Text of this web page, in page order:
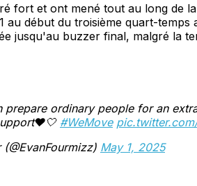
fort et ont mené tout au long de
au début du troisième quart-temps
jusqu'au buzzer final, malgré la
prepare ordinary people for an
#WeMove
May 1, 2025